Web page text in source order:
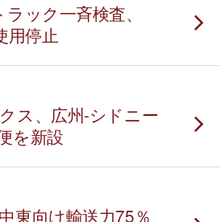
ック一斉検査、
用停止
ス、広州-シドニー
を新設
東向け輸送力75％